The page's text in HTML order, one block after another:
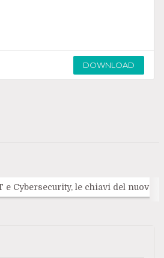
DOWNLOAD
e Cybersecurity, le chiavi del nuovo